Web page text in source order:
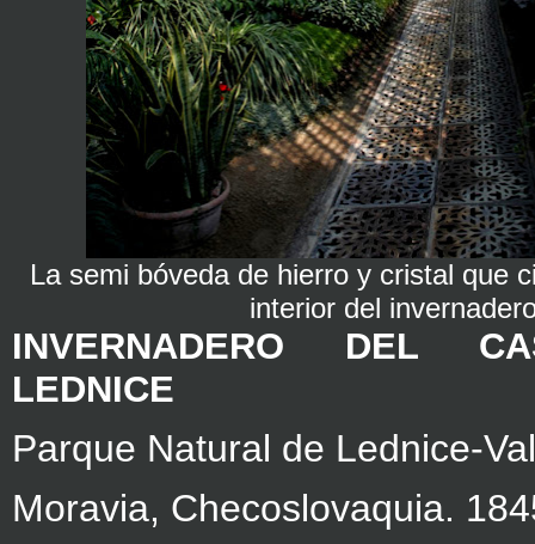
La semi bóveda de hierro y cristal que
interior del
INVERNADERO DEL
LEDNICE
Parque Natural de Lednice-
Moravia, Checoslovaquia.